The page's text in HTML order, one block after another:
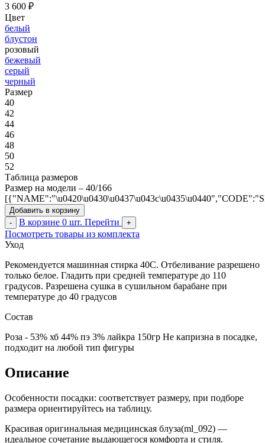
3 600 ₽
Цвет
белый
блустон
розовый
бежевый
серый
черный
Размер
40
42
44
46
48
50
52
Таблица размеров
Размер на модели – 40/166
Добавить в корзину
-
В корзине 0 шт. Перейти +
Посмотреть товары из комплекта
Уход
Рекомендуется машинная стирка 40С. Отбеливание разрешено
только белое. Гладить при средней температуре до 110
градусов. Разрешена сушка в сушильном барабане при
температуре до 40 градусов
Состав
Роза - 53% хб 44% пэ 3% лайкра 150гр Не капризна в посадке,
подходит на любой тип фигуры
Описание
Особенности посадки: соответствует размеру, при подборе
размера ориентируйтесь на таблицу.
Красивая оригинальная медицинская блуза(ml_092) —
идеальное сочетание выдающегося комфорта и стиля.